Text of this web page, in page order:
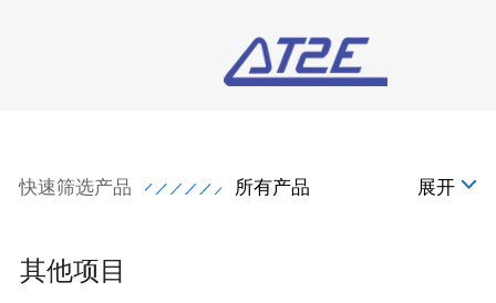
快速筛选产品 所有产品 展开
其他项目